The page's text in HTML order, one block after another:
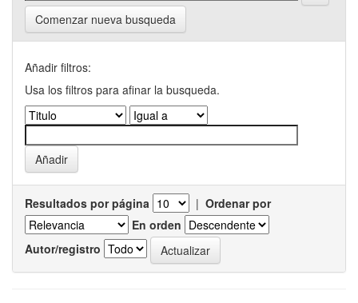
Comenzar nueva busqueda
Añadir filtros:
Usa los filtros para afinar la busqueda.
Resultados por página | Ordenar por
En orden
Autor/registro